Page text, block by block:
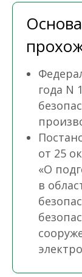
года
от 25
«О
в